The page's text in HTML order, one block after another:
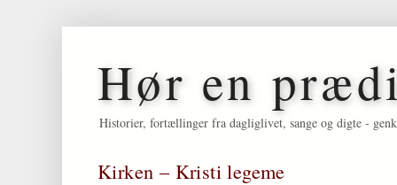
Hør en
Historier, fortællinger fra dagliglivet, sange og digte -
Kirken – Kristi legeme